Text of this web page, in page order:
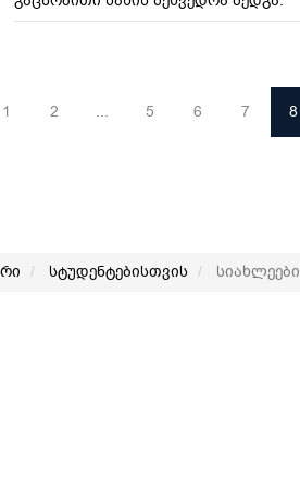
1 2 ... 5 6 7 8
სტუდენტებისთვის სიახლეები